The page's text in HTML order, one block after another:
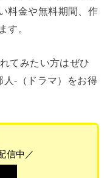
料金や無料期間、作
す。
てみたい方はぜひ
人-（ドラマ）をお得
信中／